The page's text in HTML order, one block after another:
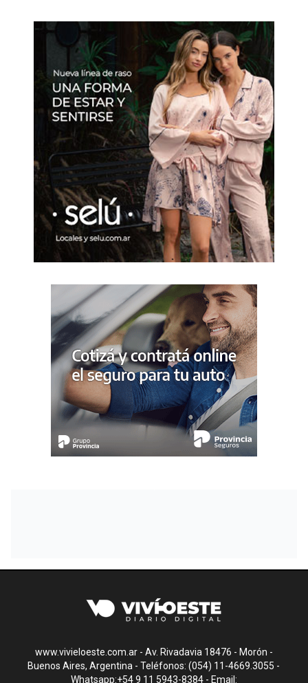
www.vivieloeste.com.ar - Av. Rivadavia 18476 - Morón -
Buenos Aires, Argentina - Teléfonos: (054) 11-4669.3055 -
Whatsapp:+54 9 11 5943-8384 - Email: